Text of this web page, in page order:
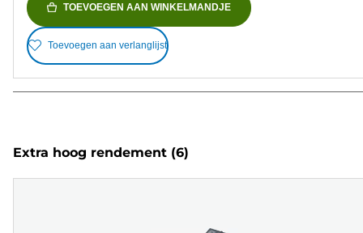
TOEVOEGEN AAN WINKELMANDJE
Toevoegen aan verlanglijst
Extra hoog rendement (6)